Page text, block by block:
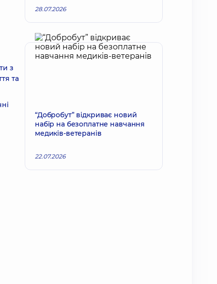
з
та
28.07.2026
“Добробут” відкриває новий
набір на безоплатне навчання
медиків-ветеранів
22.07.2026